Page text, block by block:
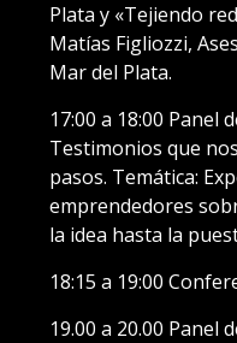
Plata y «Tejiendo
Matías Figliozzi,
Mar del Plata.
17:00 a 18:00 Panel
Testimonios que
pasos. Temática:
emprendedores
la idea hasta la
18:15 a 19:00
19.00 a 20.00 Panel